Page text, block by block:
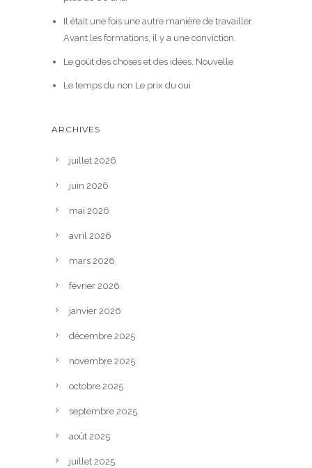
Il était une fois une autre manière de travailler.
Avant les formations, il y a une conviction.
Le goût des choses et des idées, Nouvelle
Le temps du non Le prix du oui
ARCHIVES
juillet 2026
juin 2026
mai 2026
avril 2026
mars 2026
février 2026
janvier 2026
décembre 2025
novembre 2025
octobre 2025
septembre 2025
août 2025
juillet 2025